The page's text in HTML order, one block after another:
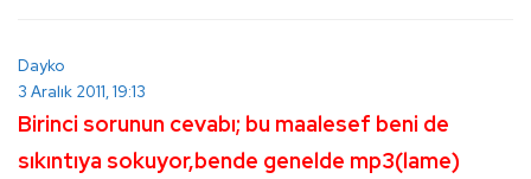
Dayko
3 Aralık 2011, 19:13
Birinci sorunun cevabı; bu maalesef beni de
sıkıntıya sokuyor,bende genelde mp3(lame)